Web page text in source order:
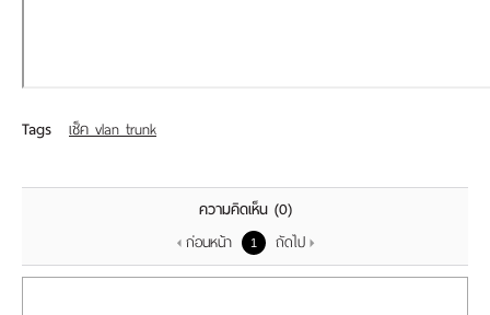
Tags เช็ค vlan trunk
ความคิดเห็น (0)
ก่อนหน้า
1 ถัดไป